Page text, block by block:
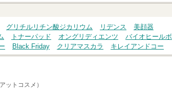
グリチルリチン酸ジカリウム リデンス
美顔器
トナーパッド オングリディエンツ
バイオヒールボ
Black Friday クリアマスカラ キレイアンドコー
ットコスメ）